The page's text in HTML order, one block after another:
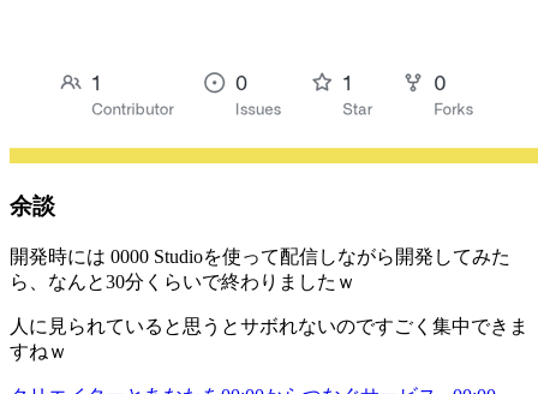
余談
開発時には 0000 Studioを使って配信しながら開発してみた
ら、なんと30分くらいで終わりましたｗ
人に見られていると思うとサボれないのですごく集中できま
すねｗ